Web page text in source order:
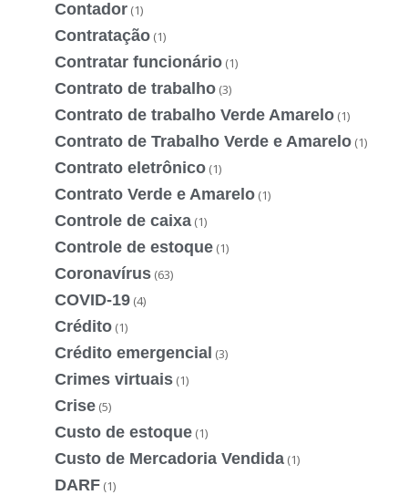
Contador (1)
Contratação (1)
Contratar funcionário (1)
Contrato de trabalho (3)
Contrato de trabalho Verde Amarelo (1)
Contrato de Trabalho Verde e Amarelo (1)
Contrato eletrônico (1)
Contrato Verde e Amarelo (1)
Controle de caixa (1)
Controle de estoque (1)
Coronavírus (63)
COVID-19 (4)
Crédito (1)
Crédito emergencial (3)
Crimes virtuais (1)
Crise (5)
Custo de estoque (1)
Custo de Mercadoria Vendida (1)
DARF (1)